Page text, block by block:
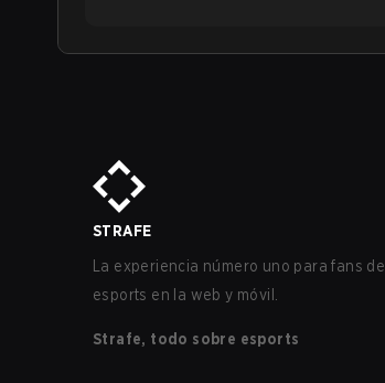
STRAFE
La experiencia número uno para fans de
esports en la web y móvil.
Strafe, todo sobre esports